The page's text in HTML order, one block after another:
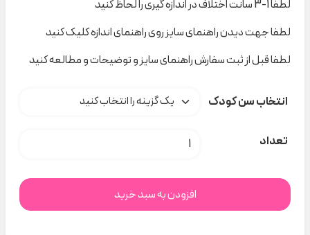
لطفا 1-3 سانت اختلاف در اندازه گیری را لحاظ کنید
لطفا جهت دیدن راهنمای سایز روی راهنمای اندازه کلیک کنید
لطفا قبل از ثبت سفارش راهنمای سایز و توضیحات و مطالعه کنید
انتخاب سن کودک
تعداد سرهمی طوسی خال خال خرگوش indigo 22130کد t000382 عدد
افزودن به سبد خرید